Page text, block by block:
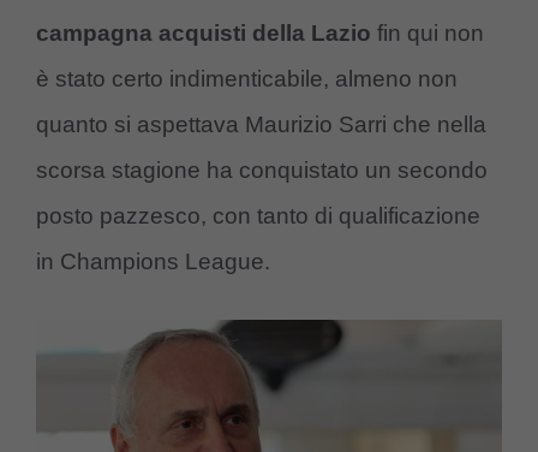
campagna acquisti della Lazio fin qui non
è stato certo indimenticabile, almeno non
quanto si aspettava Maurizio Sarri che nella
scorsa stagione ha conquistato un secondo
posto pazzesco, con tanto di qualificazione
in Champions League.